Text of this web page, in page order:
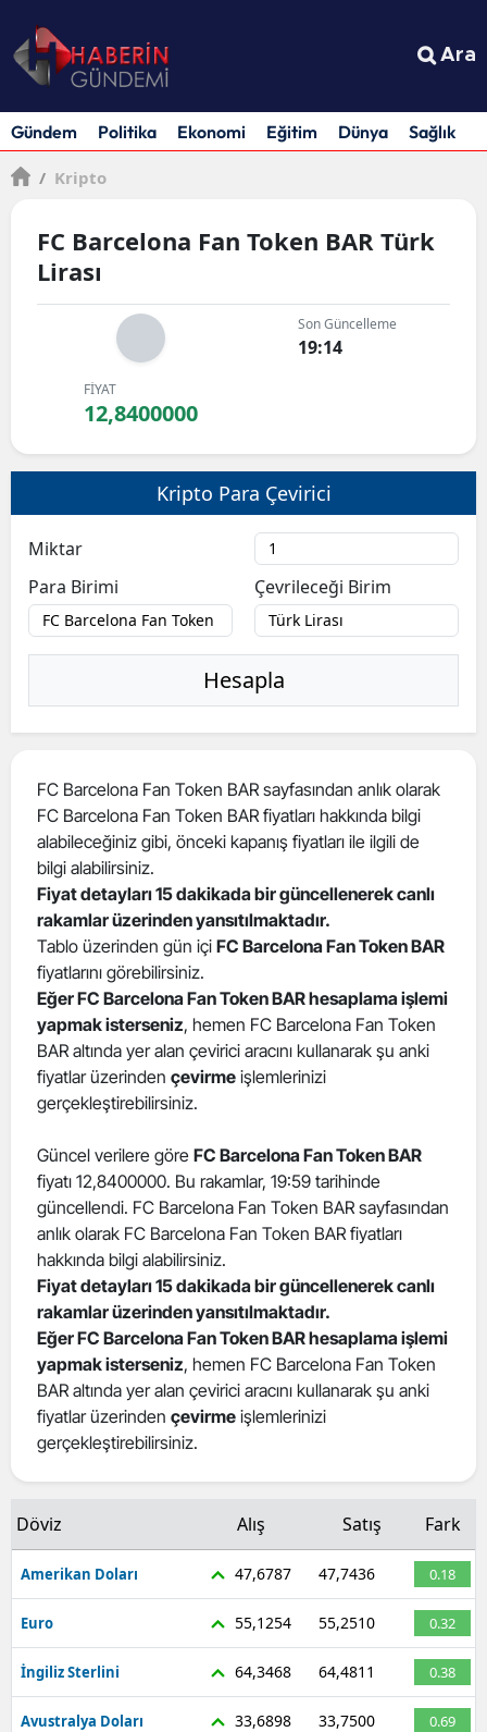
Ara
Gündem Politika Ekonomi Eğitim Dünya Sağlık
/ Kripto
FC Barcelona Fan Token BAR Türk
Lirası
Son Güncelleme
19:14
FİYAT
12,8400000
Kripto Para Çevirici
Miktar
Para Birimi
Çevrileceği Birim
Hesapla
FC Barcelona Fan Token BAR sayfasından anlık olarak
FC Barcelona Fan Token BAR fiyatları hakkında bilgi
alabileceğiniz gibi, önceki kapanış fiyatları ile ilgili de
bilgi alabilirsiniz.
Fiyat detayları 15 dakikada bir güncellenerek canlı
rakamlar üzerinden yansıtılmaktadır.
Tablo üzerinden gün içi FC Barcelona Fan Token BAR
fiyatlarını görebilirsiniz.
Eğer FC Barcelona Fan Token BAR hesaplama işlemi
yapmak isterseniz, hemen FC Barcelona Fan Token
BAR altında yer alan çevirici aracını kullanarak şu anki
fiyatlar üzerinden çevirme işlemlerinizi
gerçekleştirebilirsiniz.
Güncel verilere göre FC Barcelona Fan Token BAR
fiyatı 12,8400000. Bu rakamlar, 19:59 tarihinde
güncellendi. FC Barcelona Fan Token BAR sayfasından
anlık olarak FC Barcelona Fan Token BAR fiyatları
hakkında bilgi alabilirsiniz.
Fiyat detayları 15 dakikada bir güncellenerek canlı
rakamlar üzerinden yansıtılmaktadır.
Eğer FC Barcelona Fan Token BAR hesaplama işlemi
yapmak isterseniz, hemen FC Barcelona Fan Token
BAR altında yer alan çevirici aracını kullanarak şu anki
fiyatlar üzerinden çevirme işlemlerinizi
gerçekleştirebilirsiniz.
Döviz Alış Satış Fark
Amerikan Doları 47,6787 47,7436 0.18
Euro 55,1254 55,2510 0.32
İngiliz Sterlini 64,3468 64,4811 0.38
Avustralya Doları 33,6898 33,7500 0.69